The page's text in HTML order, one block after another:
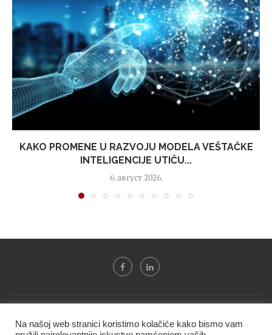
KAKO PROMENE U RAZVOJU MODELA VEŠTAČKE
INTELIGENCIJE UTIČU...
6. август 2026.
BIF PRESS doo" i ne smeju se presnositi niti koristiti, delimično
Na našoj web stranici koristimo kolačiće kako bismo vam